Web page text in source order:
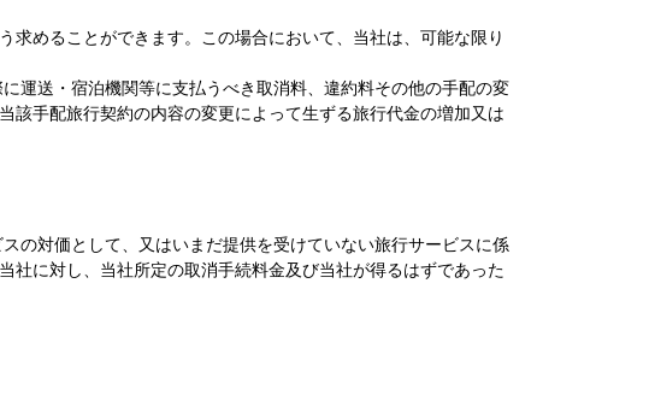
めることができます。この場合において、当社は、可能な限り
運送・宿泊機関等に支払うべき取消料、違約料その他の手配の変
該手配旅行契約の内容の変更によって生ずる旅行代金の増加又は
の対価として、又はいまだ提供を受けていない旅行サービスに係
社に対し、当社所定の取消手続料金及び当社が得るはずであった